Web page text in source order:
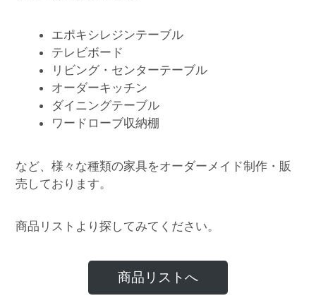
エポキシレジンテーブル
テレビボード
リビング・センターテーブル
オーダーキッチン
ダイニングテーブル
ワードローブ収納棚
など、様々な種類の家具をオーダーメイド制作・販
売しております。
商品リストより探してみてください。
商品リストへ